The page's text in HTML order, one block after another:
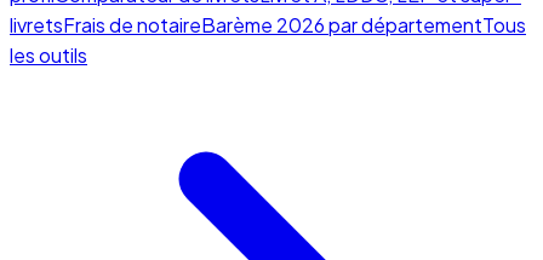
livretsFrais de notaireBarème 2026 par départementTous
les outils